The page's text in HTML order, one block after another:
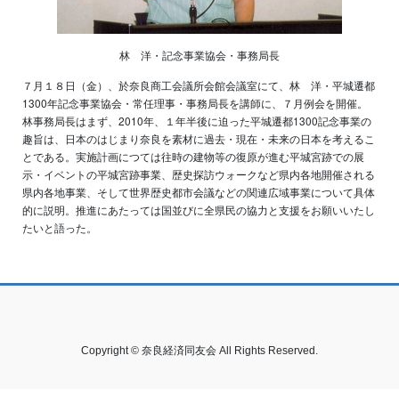
林 洋・記念事業協会・事務局長
７月１８日（金）、於奈良商工会議所会館会議室にて、林 洋・平城遷都
1300年記念事業協会・常任理事・事務局長を講師に、７月例会を開催。
林事務局長はまず、2010年、１年半後に迫った平城遷都1300記念事業の
趣旨は、日本のはじまり奈良を素材に過去・現在・未来の日本を考えるこ
とである。実施計画につては往時の建物等の復原が進む平城宮跡での展
示・イベントの平城宮跡事業、歴史探訪ウォークなど県内各地開催される
県内各地事業、そして世界歴史都市会議などの関連広域事業について具体
的に説明。推進にあたっては国並びに全県民の協力と支援をお願いいたし
たいと語った。
Copyright © 奈良経済同友会 All Rights Reserved.